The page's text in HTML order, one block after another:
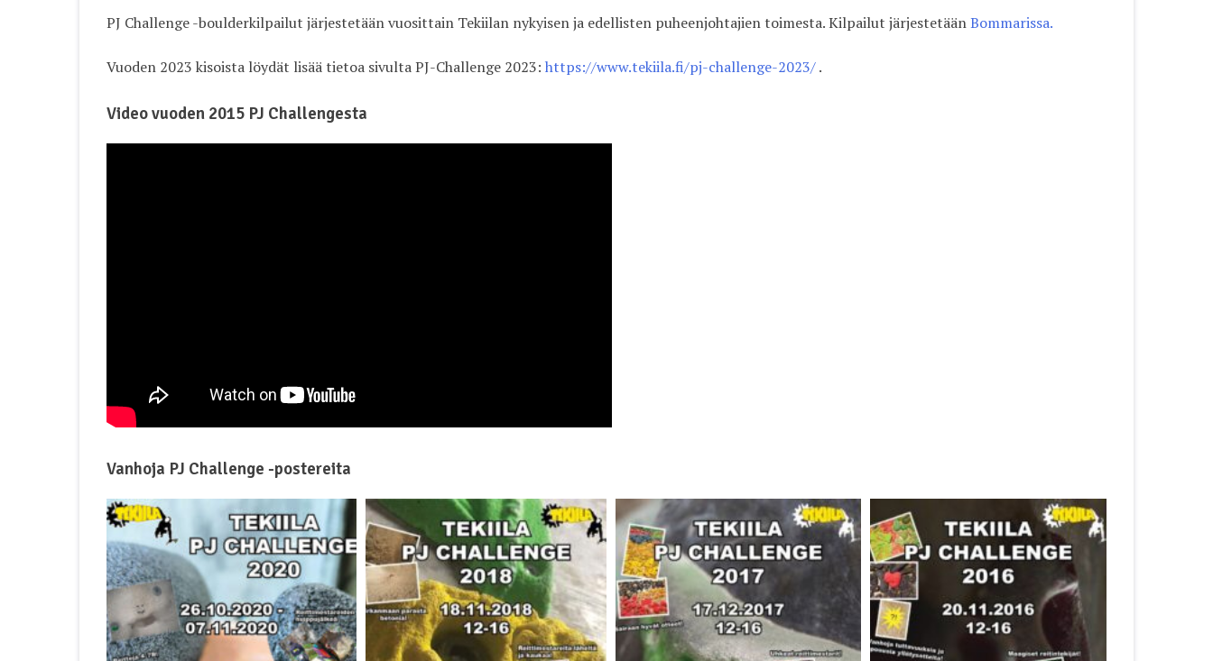
PJ Challenge -boulderkilpailut järjestetään vuosittain Tekiilan nykyisen ja edellisten puheenjohtajien toimesta. Kilpailut järjestetäänBommarissa.
Vuoden 2023 kisoista löydät lisää tietoa sivulta PJ-Challenge 2023: https://www.tekiila.fi/pj-challenge-2023/.
Video vuoden 2015 PJ Challengesta
Vanhoja PJ Challenge -postereita